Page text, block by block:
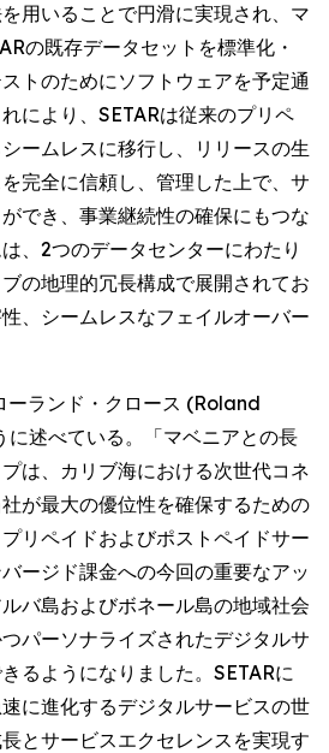
用いることで円滑に実現され、マ
の既存データセットを標準化・
トのためにソフトウェアを予定通
により、SETARは従来のプリペ
ームレスに移行し、リリースの生
完全に信頼し、管理した上で、サ
でき、事業継続性の確保にもつな
、2つのデータセンターにわたり
の地理的冗長構成で展開されてお
、シームレスなフェイルオーバー
ーランド・クロース (Roland
に述べている。「マベニアとの長
は、カリブ海における次世代コネ
が最大の優位性を確保するための
リペイドおよびポストペイドサー
ージド課金への今回の重要なアッ
バ島およびボネール島の地域社会
パーソナライズされたデジタルサ
るようになりました。SETARに
に進化するデジタルサービスの世
とサービスエクセレンスを実現す